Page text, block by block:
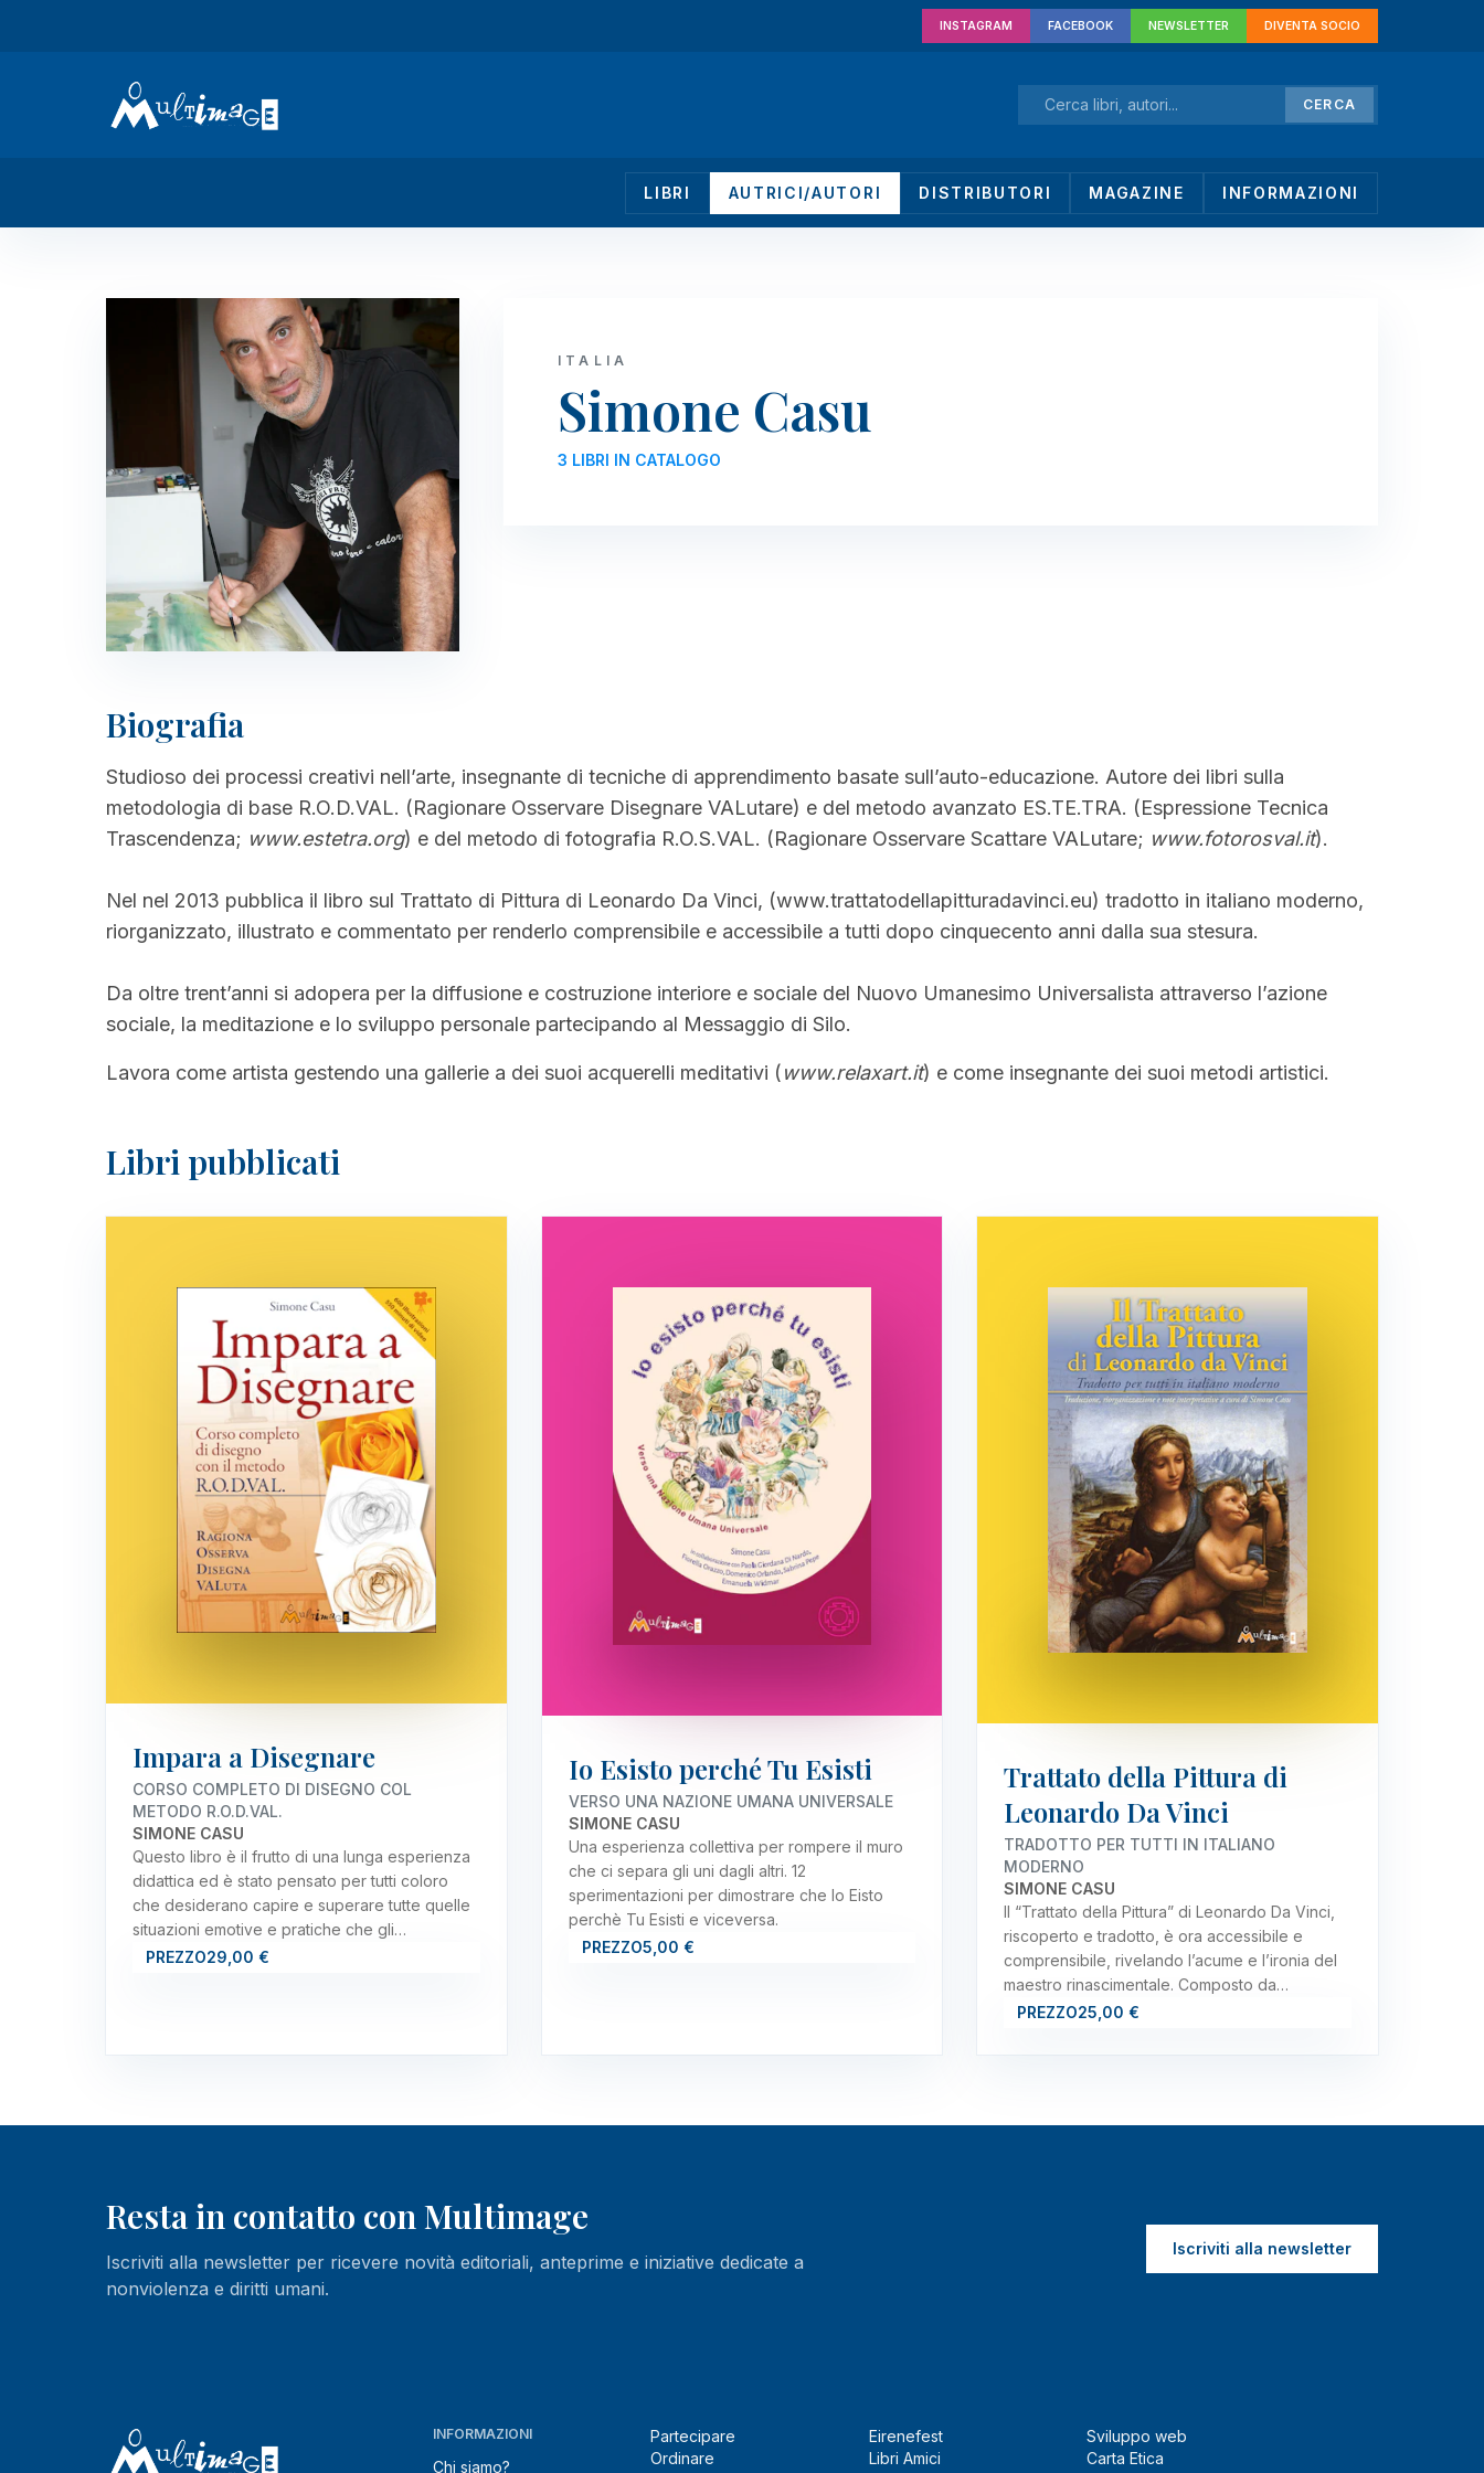
INSTAGRAM FACEBOOK NEWSLETTER DIVENTA SOCIO
CERCA
LIBRI AUTRICI/AUTORI DISTRIBUTORI MAGAZINE INFORMAZIONI
ITALIA
Simone Casu
3 LIBRI IN CATALOGO
Biografia
Studioso dei processi creativi nell’arte, insegnante di tecniche di apprendimento basate sull’auto-educazione. Autore dei libri sulla
metodologia di base R.O.D.VAL. (Ragionare Osservare Disegnare VALutare) e del metodo avanzato ES.TE.TRA. (Espressione Tecnica
Trascendenza; www.estetra.org) e del metodo di fotografia R.O.S.VAL. (Ragionare Osservare Scattare VALutare; www.fotorosval.it).
Nel nel 2013 pubblica il libro sul Trattato di Pittura di Leonardo Da Vinci, (www.trattatodellapitturadavinci.eu) tradotto in italiano moderno,
riorganizzato, illustrato e commentato per renderlo comprensibile e accessibile a tutti dopo cinquecento anni dalla sua stesura.
Da oltre trent’anni si adopera per la diffusione e costruzione interiore e sociale del Nuovo Umanesimo Universalista attraverso l’azione
sociale, la meditazione e lo sviluppo personale partecipando al Messaggio di Silo.
Lavora come artista gestendo una gallerie a dei suoi acquerelli meditativi (www.relaxart.it) e come insegnante dei suoi metodi artistici.
Libri pubblicati
Impara a Disegnare
CORSO COMPLETO DI DISEGNO COL
METODO R.O.D.VAL.
SIMONE CASU
Questo libro è il frutto di una lunga esperienza
didattica ed è stato pensato per tutti coloro
che desiderano capire e superare tutte quelle
situazioni emotive e pratiche che gli…
PREZZO29,00 €
Io Esisto perché Tu Esisti
VERSO UNA NAZIONE UMANA UNIVERSALE
SIMONE CASU
Una esperienza collettiva per rompere il muro
che ci separa gli uni dagli altri. 12
sperimentazioni per dimostrare che Io Eisto
perchè Tu Esisti e viceversa.
PREZZO5,00 €
Trattato della Pittura di
Leonardo Da Vinci
TRADOTTO PER TUTTI IN ITALIANO
MODERNO
SIMONE CASU
Il “Trattato della Pittura” di Leonardo Da Vinci,
riscoperto e tradotto, è ora accessibile e
comprensibile, rivelando l’acume e l’ironia del
maestro rinascimentale. Composto da…
PREZZO25,00 €
Resta in contatto con Multimage
Iscriviti alla newsletter per ricevere novità editoriali, anteprime e iniziative dedicate a
nonviolenza e diritti umani.
Iscriviti alla newsletter
INFORMAZIONI
Chi siamo?
Partecipare
Ordinare
Eirenefest
Libri Amici
Sviluppo web
Carta Etica